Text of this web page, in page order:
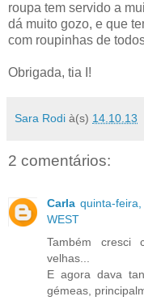
roupa tem servido a
dá muito gozo, e que
com roupinhas de
Obrigada, tia I!
Sara Rodi à(s) 14.10.13
2 comentários:
Carla quinta-
WEST
Também cresci
velhas...
E agora dava
gémeas,